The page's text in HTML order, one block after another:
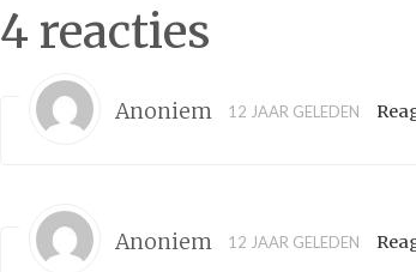
4 reacties
Anoniem 12 JAAR GELEDEN
Anoniem 12 JAAR GELEDEN